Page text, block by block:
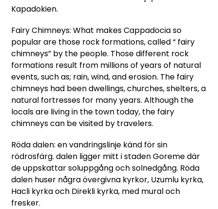
Kapadokien.
Fairy Chimneys: What makes Cappadocia so
popular are those rock formations, called “ fairy
chimneys” by the people. Those different rock
formations result from millions of years of natural
events, such as; rain, wind, and erosion. The fairy
chimneys had been dwellings, churches, shelters, a
natural fortresses for many years. Although the
locals are living in the town today, the fairy
chimneys can be visited by travelers.
Röda dalen: en vandringslinje känd för sin
rödrosfärg. dalen ligger mitt i staden Goreme där
de uppskattar soluppgång och solnedgång. Röda
dalen huser några övergivna kyrkor, Uzumlu kyrka,
Hacli kyrka och Direkli kyrka, med mural och
fresker.